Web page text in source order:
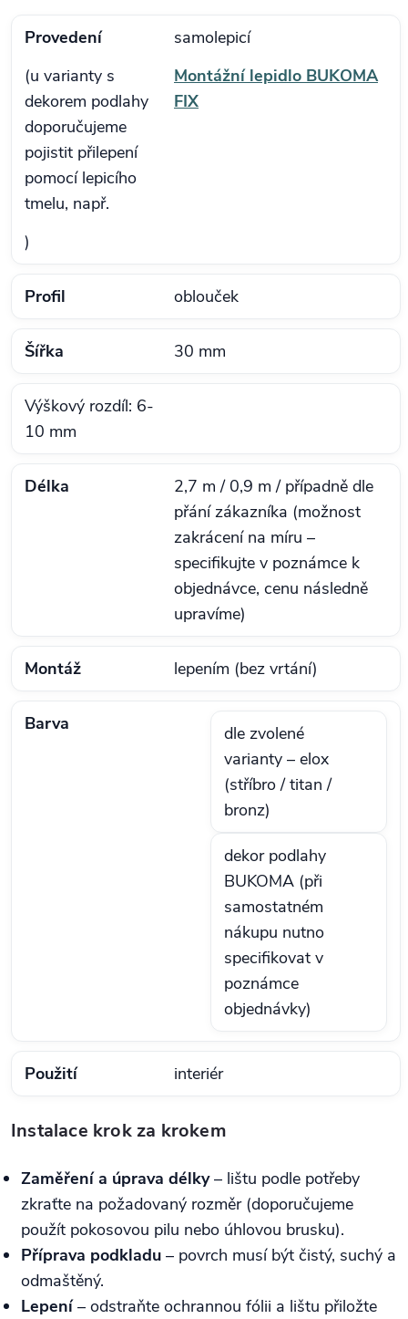
Provedení
samolepicí
(u varianty s
dekorem podlahy
doporučujeme
pojistit přilepení
pomocí lepicího
tmelu, např.
Montážní lepidlo BUKOMA
FIX
)
Profil oblouček
Šířka 30 mm
Výškový rozdíl: 6-
10 mm
Délka
2,7 m / 0,9 m / případně dle
přání zákazníka (možnost
zakrácení na míru –
specifikujte v poznámce k
objednávce, cenu následně
upravíme)
Montáž lepením (bez vrtání)
Barva
dle zvolené
varianty – elox
(stříbro / titan /
bronz)
dekor podlahy
BUKOMA (při
samostatném
nákupu nutno
specifikovat v
poznámce
objednávky)
Použití interiér
Instalace krok za krokem
Zaměření a úprava délky– lištu podle potřeby
zkraťte na požadovaný rozměr (doporučujeme
použít pokosovou pilu nebo úhlovou brusku).
Příprava podkladu – povrch musí být čistý, suchý a
odmaštěný.
Lepení– odstraňte ochrannou fólii a lištu přiložte